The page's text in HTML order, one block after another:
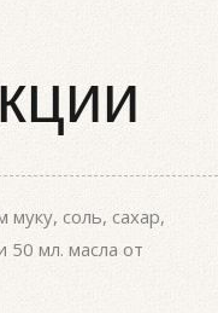
соль, сахар,
мл. масла от